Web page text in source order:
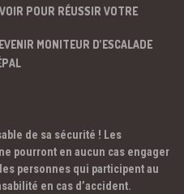
POUR RÉUSSIR VOTRE
MONITEUR D’ESCALADE
de sa sécurité ! Les
pourront en aucun cas engager
personnes qui participent au
en cas d’accident.